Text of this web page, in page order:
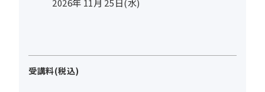
2026年 11月 25日(水)
受講料(税込)